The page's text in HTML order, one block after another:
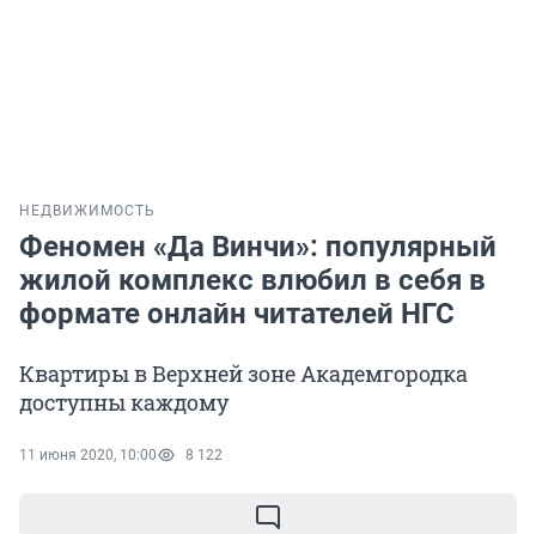
НЕДВИЖИМОСТЬ
Феномен «Да Винчи»: популярный
жилой комплекс влюбил в себя в
формате онлайн читателей НГС
Квартиры в Верхней зоне Академгородка
доступны каждому
11 июня 2020, 10:00 8 122